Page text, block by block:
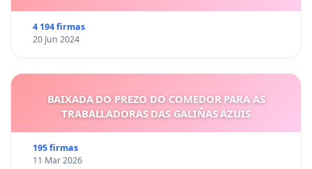
4 194 firmas
20 Jun 2024
BAIXADA DO PREZO DO COMEDOR PARA AS
TRABALLADORAS DAS GALIÑAS AZUIS
195 firmas
11 Mar 2026